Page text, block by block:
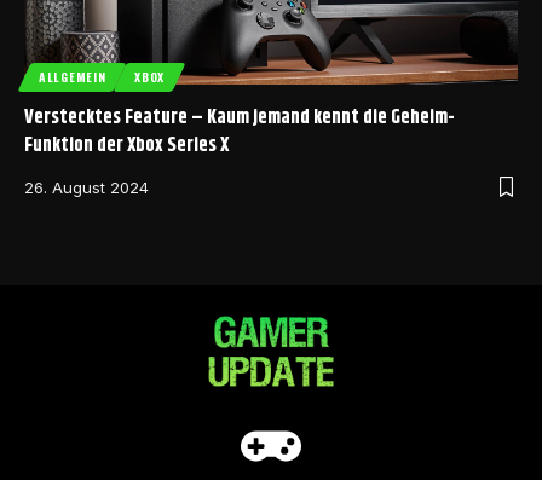
ALLGEMEIN XBOX
Verstecktes Feature – Kaum jemand kennt die Geheim-
Funktion der Xbox Series X
26. August 2024